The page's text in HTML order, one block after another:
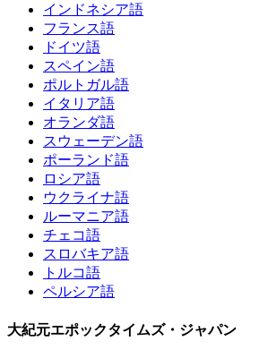
インドネシア語
フランス語
ドイツ語
スペイン語
ポルトガル語
イタリア語
オランダ語
スウェーデン語
ポーランド語
ロシア語
ウクライナ語
ルーマニア語
チェコ語
スロバキア語
トルコ語
ペルシア語
大紀元エポックタイムズ・ジャパン